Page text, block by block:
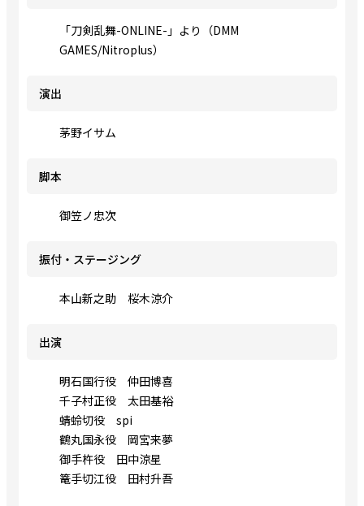
「刀剣乱舞-ONLINE-」より（DMM
GAMES/Nitroplus）
演出
茅野イサム
脚本
御笠ノ忠次
振付・ステージング
本山新之助 桜木涼介
出演
明石国行役 仲田博喜
千子村正役 太田基裕
蜻蛉切役 spi
鶴丸国永役 岡宮来夢
御手杵役 田中涼星
篭手切江役 田村升吾